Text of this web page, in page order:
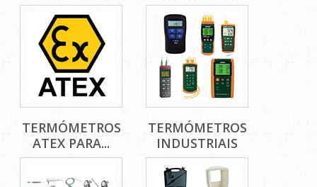
TERMÓMETROS
ATEX PARA...
TERMÓMETROS
INDUSTRIAIS